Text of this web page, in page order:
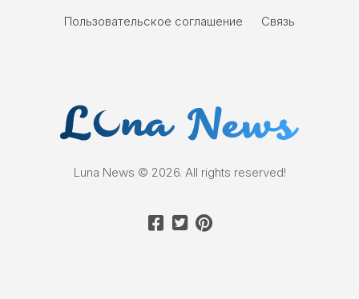
Пользовательское соглашение
Связь
Luna News © 2026. All rights reserved!